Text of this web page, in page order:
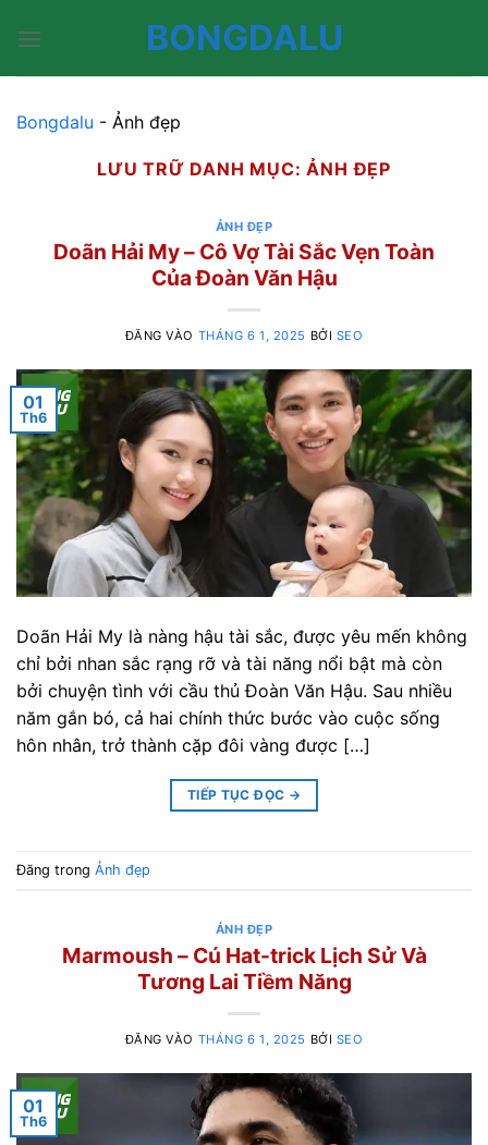
qua
BONGDALU
Bongdalu - Ảnh đẹp
LƯU TRỮ DANH MỤC:ẢNH ĐẸP
ẢNH ĐẸP
Doãn Hải My – Cô Vợ Tài Sắc Vẹn Toàn
Của Đoàn Văn Hậu
ĐĂNG VÀO THÁNG 6 1, 2025 BỞI SEO
01
Th6
Doãn Hải My là nàng hậu tài sắc, được yêu mến không
chỉ bởi nhan sắc rạng rỡ và tài năng nổi bật mà còn
bởi chuyện tình với cầu thủ Đoàn Văn Hậu. Sau nhiều
năm gắn bó, cả hai chính thức bước vào cuộc sống
hôn nhân, trở thành cặp đôi vàng được […]
TIẾP TỤC ĐỌC →
Đăng trong Ảnh đẹp
ẢNH ĐẸP
Marmoush – Cú Hat-trick Lịch Sử Và
Tương Lai Tiềm Năng
ĐĂNG VÀO THÁNG 6 1, 2025 BỞI SEO
01
Th6